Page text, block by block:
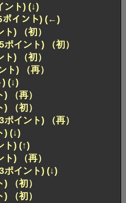
ント) (↓)
ポイント) (←)
) （初）
イント) （初）
) （初）
) （再）
(↓)
（再）
（初）
イント) （再）
) (↓)
ト) (↑)
) （再）
ポイント) (↓)
（初）
（初）